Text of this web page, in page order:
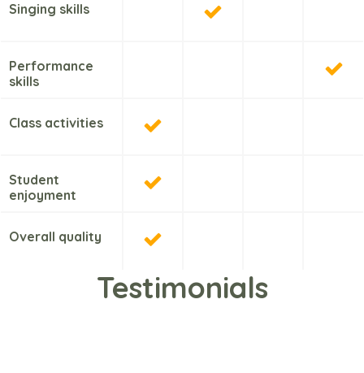
Singing skills
Performance
skills
Class activities
Student
enjoyment
Overall quality
Testimonials